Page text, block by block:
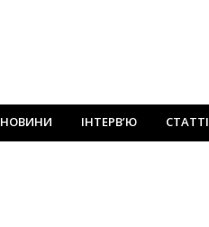
НОВИНИ ІНТЕРВ’Ю СТАТТІ